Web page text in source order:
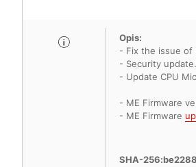
Opis:
- Fix the issue of
- Security update.
- Update CPU
- ME Firmware
- ME Firmware
SHA-